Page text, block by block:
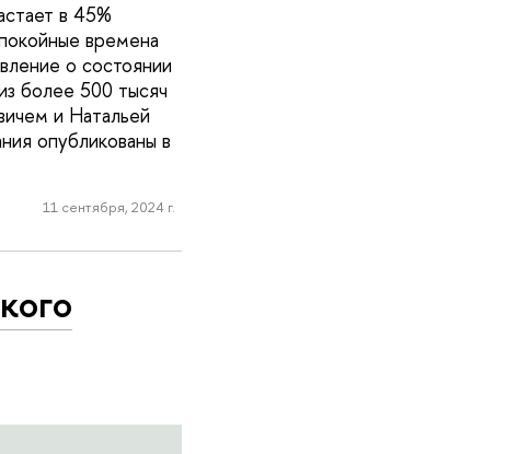
в 45%
времена
о состоянии
более 500 тысяч
и Натальей
опубликованы в
11 сентября, 2024 г.